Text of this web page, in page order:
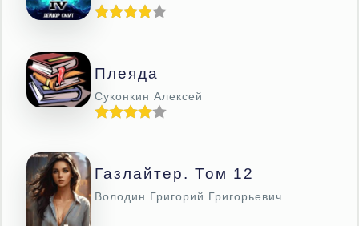
Плеяда
Суконкин Алексей
Газлайтер. Том 12
Володин Григорий Григорьевич